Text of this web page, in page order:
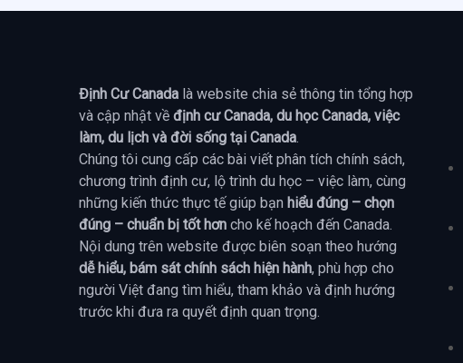
Định Cư Canada là website chia sẻ thông tin tổng hợp
và cập nhật về định cư Canada, du học Canada, việc
làm, du lịch và đời sống tại Canada.
Chúng tôi cung cấp các bài viết phân tích chính sách,
chương trình định cư, lộ trình du học – việc làm, cùng
những kiến thức thực tế giúp bạn hiểu đúng – chọn
đúng – chuẩn bị tốt hơn cho kế hoạch đến Canada.
Nội dung trên website được biên soạn theo hướng
dễ hiểu, bám sát chính sách hiện hành, phù hợp cho
người Việt đang tìm hiểu, tham khảo và định hướng
trước khi đưa ra quyết định quan trọng.